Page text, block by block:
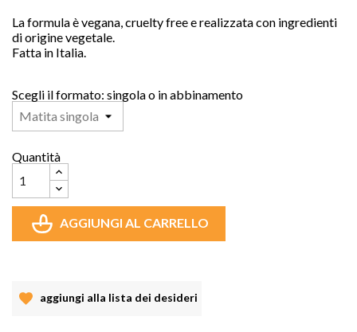
La formula è vegana, cruelty free e realizzata con ingredienti
di origine vegetale.
Fatta in Italia.
Scegli il formato: singola o in abbinamento
Quantità
AGGIUNGI AL CARRELLO
aggiungi alla lista dei desideri